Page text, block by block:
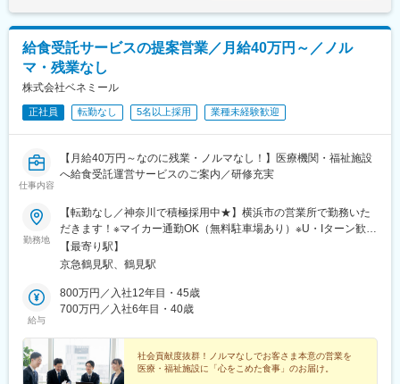
時＞月給22万2988円以上※一律手当2万9500円以上含む
給食受託サービスの提案営業／月給40万円～／ノル
マ・残業なし
株式会社ベネミール
正社員 転勤なし 5名以上採用 業種未経験歓迎
仕事内容
【月給40万円～なのに残業・ノルマなし！】医療機関・福祉施設
へ給食受託運営サービスのご案内／研修充実
勤務地
【転勤なし／神奈川で積極採用中★】横浜市の営業所で勤務いた
だきます！※マイカー通勤OK（無料駐車場あり）※U・Iターン歓迎
●神奈川営業所：神奈川県横浜市鶴見区鶴見中央4-32-21 マエダ
中央ビル 7F受動喫煙対策／屋内全面禁煙
【最寄り駅】
京急鶴見駅、鶴見駅
給与
800万円／入社12年目・45歳
700万円／入社6年目・40歳
社会貢献度抜群！ノルマなしでお客さま本意の営業を
医療・福祉施設に「心をこめた食事」のお届け。